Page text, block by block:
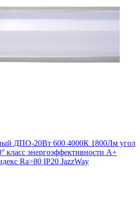
ДПО-20Вт 600 4000К 1800Лм угол
класс энергоэффективности A+
Ra>80 IP20 JazzWay